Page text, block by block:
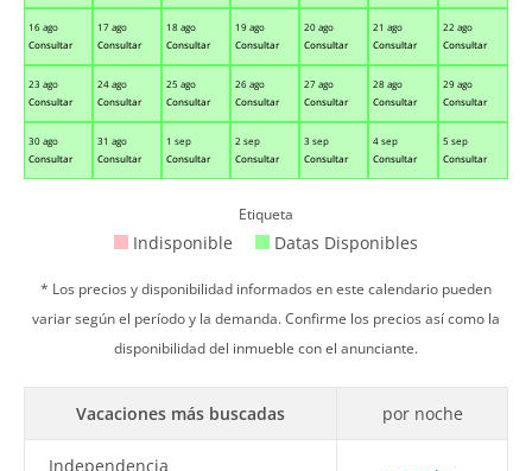
16 ago
Consultar
17 ago
Consultar
18 ago
Consultar
19 ago
Consultar
20 ago
Consultar
21 ago
Consultar
22 ago
Consultar
23 ago
Consultar
24 ago
Consultar
25 ago
Consultar
26 ago
Consultar
27 ago
Consultar
28 ago
Consultar
29 ago
Consultar
30 ago
Consultar
31 ago
Consultar
1 sep
Consultar
2 sep
Consultar
3 sep
Consultar
4 sep
Consultar
5 sep
Consultar
Etiqueta
Indisponible Datas Disponibles
* Los precios y disponibilidad informados en este calendario pueden
variar según el período y la demanda. Confirme los precios así como la
disponibilidad del inmueble con el anunciante.
Vacaciones más buscadas por noche
Independencia